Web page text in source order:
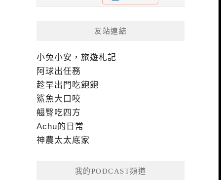
友站連結
小兔小安，旅遊札記
阿球出任務
趁早出門吃飽飽
鯊魚大口咬
翹臀吃四方
Achu的日常
神農太太底家
我的PODCAST頻道